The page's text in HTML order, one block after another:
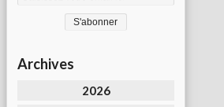
Archives
2026